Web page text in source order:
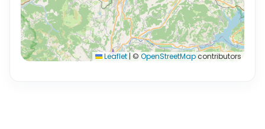
Leaflet | © OpenStreetMapcontributors